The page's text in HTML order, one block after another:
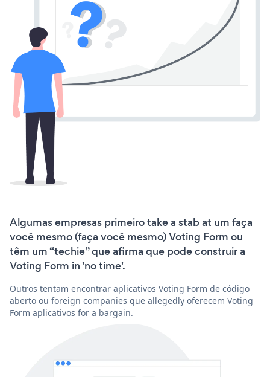
Algumas empresas primeiro take a stab at um faça
você mesmo (faça você mesmo) Voting Form ou
têm um “techie” que afirma que pode construir a
Voting Form in 'no time'.
Outros tentam encontrar aplicativos Voting Form de código
aberto ou foreign companies que allegedly oferecem Voting
Form aplicativos for a bargain.